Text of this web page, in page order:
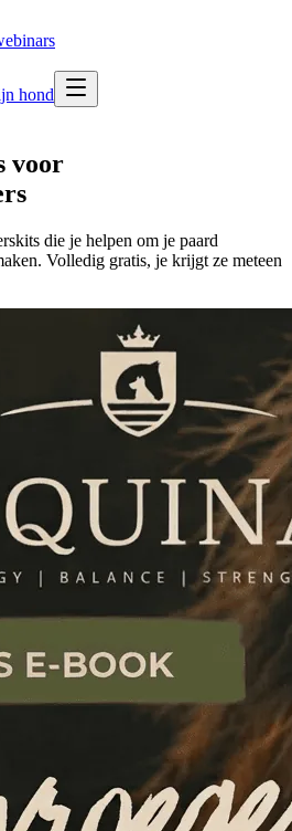
hond
voor
die je helpen om je paard
Volledig gratis, je krijgt ze meteen